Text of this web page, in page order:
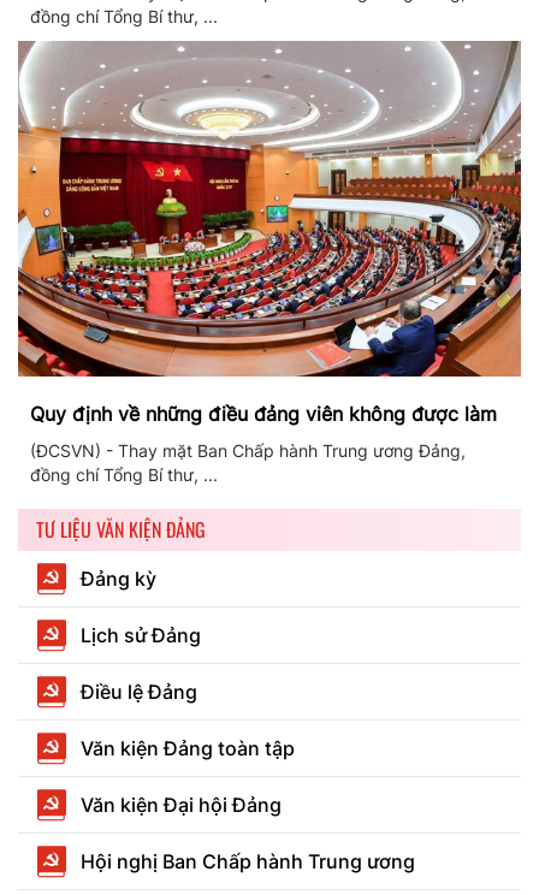
đồng chí Tổng Bí thư, ...
Quy định về những điều đảng viên không được làm
(ĐCSVN) - Thay mặt Ban Chấp hành Trung ương Đảng,
đồng chí Tổng Bí thư, ...
TƯ LIỆU VĂN KIỆN ĐẢNG
Đảng kỳ
Lịch sử Đảng
Điều lệ Đảng
Văn kiện Đảng toàn tập
Văn kiện Đại hội Đảng
Hội nghị Ban Chấp hành Trung ương